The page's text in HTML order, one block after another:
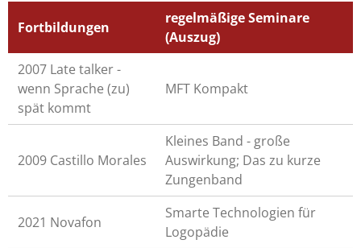
Fortbildungen
regelmäßige Seminare
(Auszug)
2007 Late talker -
wenn Sprache (zu)
spät kommt
MFT Kompakt
2009 Castillo Morales
Kleines Band - große
Auswirkung; Das zu kurze
Zungenband
2021 Novafon
Smarte Technologien für
Logopädie